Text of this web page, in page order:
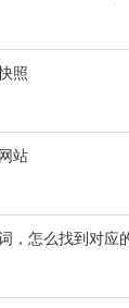
照
站
，怎么找到对应